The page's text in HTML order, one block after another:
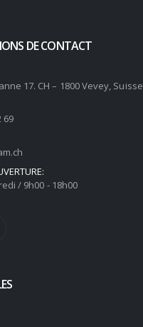
DE CONTACT
17. CH – 1800 Vevey, Suisse
69
/ 9h00 - 18h00